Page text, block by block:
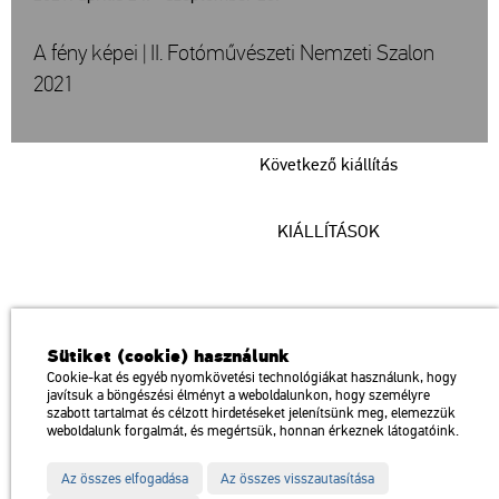
Következő kiállítás
A fény képei | II. Fotóművészeti Nemzeti Szalon
2021
KIÁLLÍTÁSOK
a Magyar Művészeti Akadémia intézménye
1146 Budapest, Dózsa György út 37.
Megközelíthető: Millenniumi Földalatti Vasút – Hősök tere megálló
Trolibusz: 75, 79 / Autóbusz: 20, 30, 105
Impresszum Sitemap Adatvédelem
térkép
Sütiket (cookie) használunk
Cookie-kat és egyéb nyomkövetési technológiákat használunk, hogy
javítsuk a böngészési élményt a weboldalunkon, hogy személyre
szabott tartalmat és célzott hirdetéseket jelenítsünk meg, elemezzük
weboldalunk forgalmát, és megértsük, honnan érkeznek látogatóink.
Az összes elfogadása Az összes visszautasítása